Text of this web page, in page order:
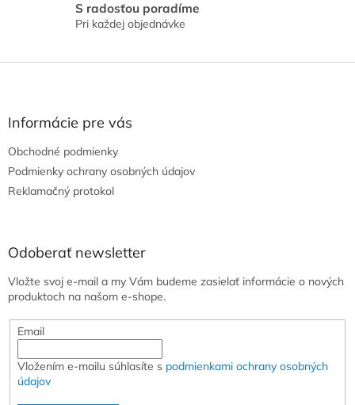
S radosťou poradíme
Pri každej objednávke
Z
Informácie pre vás
Obchodné podmienky
Podmienky ochrany osobných údajov
Reklamačný protokol
Odoberať newsletter
Vložte svoj e-mail a my Vám budeme zasielať informácie o nových
produktoch na našom e-shope.
Email
Vložením e-mailu súhlasíte s podmienkami ochrany osobných
údajov